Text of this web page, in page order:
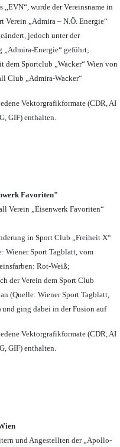
„EVN“, wurde der Vereinsname in
Verein „Admira – N.Ö. Energie“
jedoch unter der
„Admira-Energie“ geführt;
dem Sportclub „Wacker“ Wien von
Club „Admira-Wacker“
Vektorgrafikformate (CDR, AI
GIF) enthalten.
Favoriten"
Verein „Eisenwerk Favoriten“
in Sport Club „Freiheit X“
Wiener Sport Tagblatt, vom
Rot-Weiß;
der Verein dem Sport Club
(Quelle: Wiener Sport Tagblatt,
ging dabei in der Fusion auf
Vektorgrafikformate (CDR, AI
GIF) enthalten.
und Angestellten der „Apollo-